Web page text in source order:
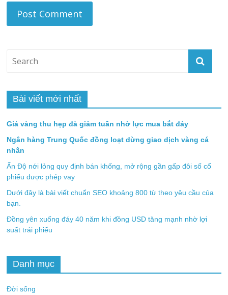
Bài viết mới nhất
Giá vàng thu hẹp đà giảm tuần nhờ lực mua bắt đáy
Ngân hàng Trung Quốc đồng loạt dừng giao dịch vàng cá
nhân
Ấn Độ nới lỏng quy định bán khống, mở rộng gần gấp đôi số cổ
phiếu được phép vay
Dưới đây là bài viết chuẩn SEO khoảng 800 từ theo yêu cầu của
bạn.
Đồng yên xuống đáy 40 năm khi đồng USD tăng mạnh nhờ lợi
suất trái phiếu
Danh mục
Đời sống